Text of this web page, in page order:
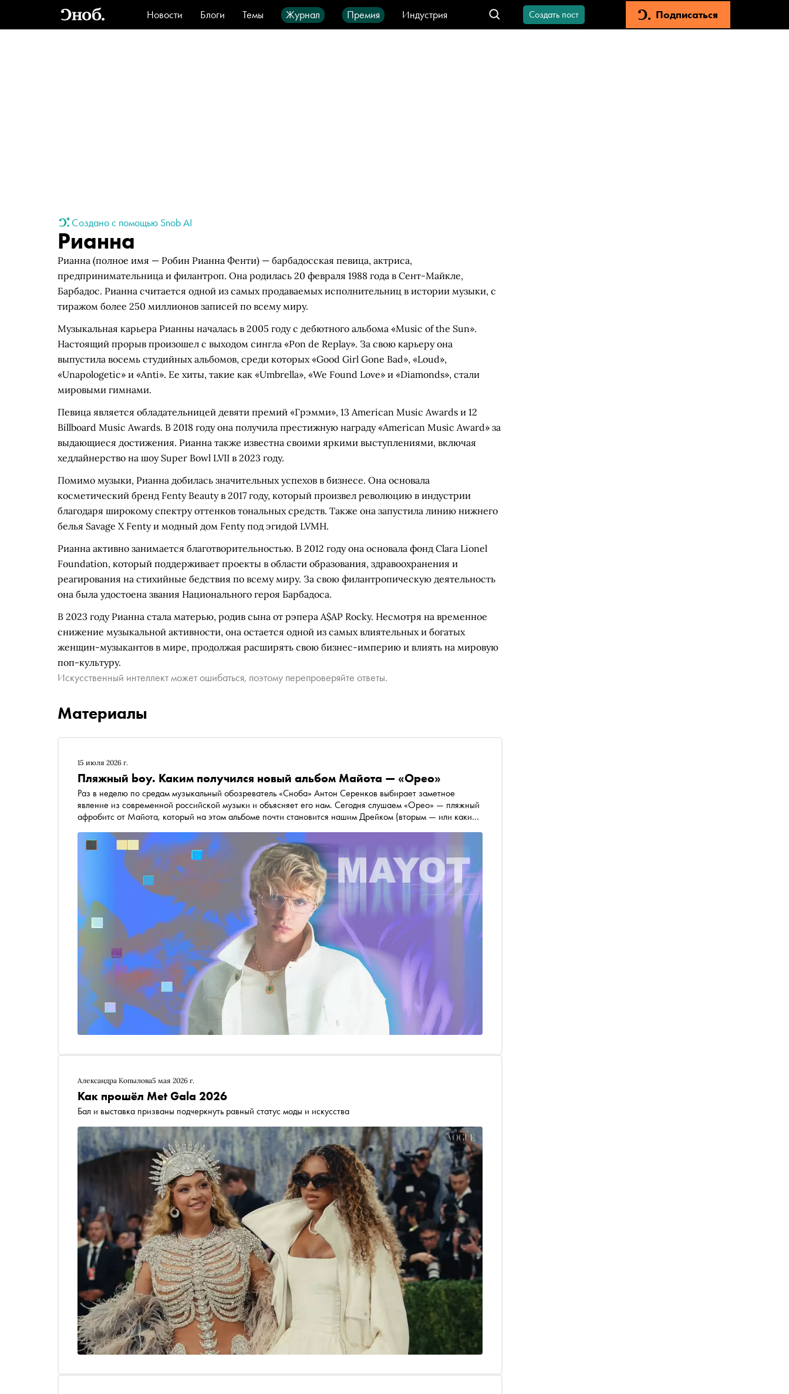
Новости Блоги Темы Журнал Премия
Индустрия
Стиль
Видео Город IT-продукты
Создать пост Подписаться
Создано с помощью Snob AI
Рианна
Рианна (полное имя — Робин Рианна Фенти) — барбадосская певица, актриса,
предпринимательница и филантроп. Она родилась 20 февраля 1988 года в Сент-Майкле,
Барбадос. Рианна считается одной из самых продаваемых исполнительниц в истории музыки, с
тиражом более 250 миллионов записей по всему миру.
Музыкальная карьера Рианны началась в 2005 году с дебютного альбома «Music of the Sun».
Настоящий прорыв произошел с выходом сингла «Pon de Replay». За свою карьеру она
выпустила восемь студийных альбомов, среди которых «Good Girl Gone Bad», «Loud»,
«Unapologetic» и «Anti». Ее хиты, такие как «Umbrella», «We Found Love» и «Diamonds», стали
мировыми гимнами.
Певица является обладательницей девяти премий «Грэмми», 13 American Music Awards и 12
Billboard Music Awards. В 2018 году она получила престижную награду «American Music Award» за
выдающиеся достижения. Рианна также известна своими яркими выступлениями, включая
хедлайнерство на шоу Super Bowl LVII в 2023 году.
Помимо музыки, Рианна добилась значительных успехов в бизнесе. Она основала
косметический бренд Fenty Beauty в 2017 году, который произвел революцию в индустрии
благодаря широкому спектру оттенков тональных средств. Также она запустила линию нижнего
белья Savage X Fenty и модный дом Fenty под эгидой LVMH.
Рианна активно занимается благотворительностью. В 2012 году она основала фонд Clara Lionel
Foundation, который поддерживает проекты в области образования, здравоохранения и
реагирования на стихийные бедствия по всему миру. За свою филантропическую деятельность
она была удостоена звания Национального героя Барбадоса.
В 2023 году Рианна стала матерью, родив сына от рэпера A$AP Rocky. Несмотря на временное
снижение музыкальной активности, она остается одной из самых влиятельных и богатых
женщин-музыкантов в мире, продолжая расширять свою бизнес-империю и влиять на мировую
поп-культуру.
Искусственный интеллект может ошибаться, поэтому перепроверяйте ответы.
Материалы
15 июля 2026 г.
Пляжный boy. Каким получился новый альбом Майота — «Орео»
Раз в неделю по средам музыкальный обозреватель «Сноба» Антон Серенков выбирает заметное
явление из современной российской музыки и объясняет его нам. Сегодня слушаем «Орео» — пляжный
афробитс от Майота, который на этом альбоме почти становится нашим Дрейком (вторым — или каким?
Александра Копылова5 мая 2026 г.
Как прошёл Met Gala 2026
Бал и выставка призваны подчеркнуть равный статус моды и искусства